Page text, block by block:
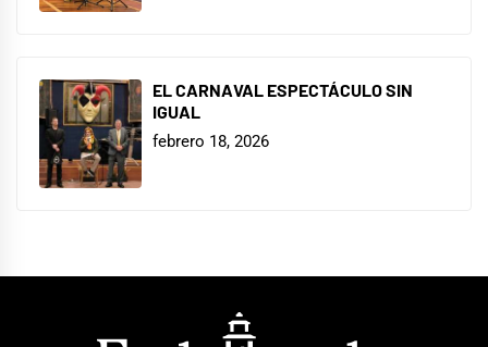
EL CARNAVAL ESPECTÁCULO SIN
IGUAL
febrero 18, 2026